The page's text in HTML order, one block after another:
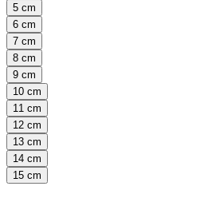
5 cm
6 cm
7 cm
8 cm
9 cm
10 cm
11 cm
12 cm
13 cm
14 cm
15 cm